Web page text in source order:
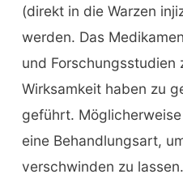
(direkt in die Warzen
werden. Das
und Forschungsstudien
Wirksamkeit haben zu
geführt.
eine Behandlungsart,
verschwinden zu lassen.